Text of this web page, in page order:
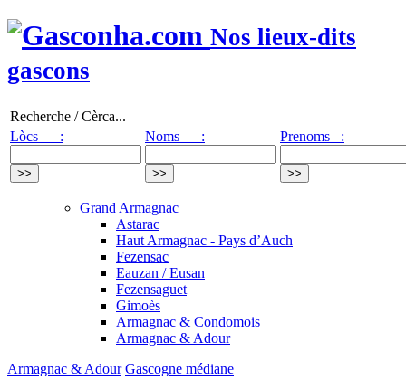
Nos lieux-dits
gascons
Recherche / Cèrca...
Lòcs :
Noms : Prenoms :
Grand Armagnac
Astarac
Haut Armagnac - Pays d’Auch
Fezensac
Eauzan / Eusan
Fezensaguet
Gimoès
Armagnac & Condomois
Armagnac & Adour
Armagnac & Adour Gascogne médiane